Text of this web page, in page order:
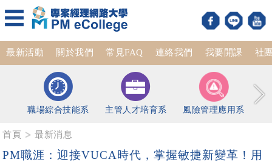
最新活動 關於我們 常見FAQ 連絡我們 我要開課 社
職場綜合技能系 主管人才培育系 風險管理應用系
首頁 最新消息
PM職涯：迎接VUCA時代，掌握敏捷新變革！用